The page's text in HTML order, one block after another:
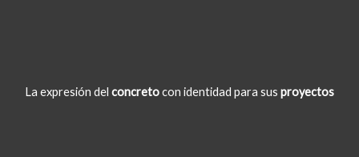
La expresión del concretocon identidad para sus proyectos